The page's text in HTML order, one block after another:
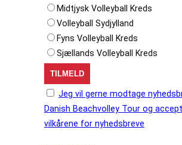
Midtjysk Volleyball Kreds
Volleyball Sydjylland
Fyns Volleyball Kreds
Sjællands Volleyball Kreds
Jeg vil gerne modtage
Danish Beachvolley Tour og
vilkårene for nyhedsbreve